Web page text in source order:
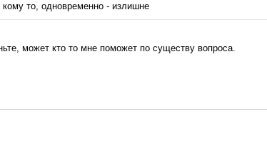
то, одновременно - излишне
может кто то мне поможет по существу вопроса.